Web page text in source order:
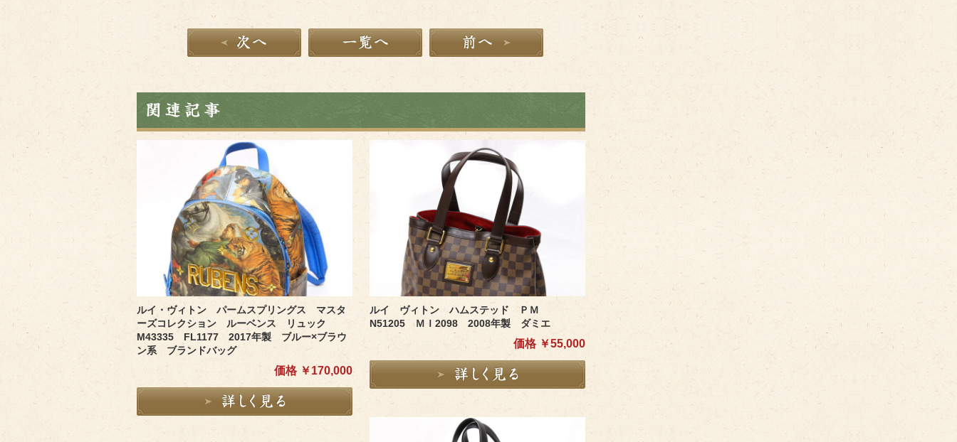
ルイ・ヴィトン パームスプリングス マスタ
ーズコレクション ルーベンス リュック
M43335 FL1177 2017年製 ブルー×ブラウ
ン系 ブランドバッグ
価格 ￥170,000
ルイ ヴィトン ハムステッド ＰＭ
N51205 ＭＩ2098 2008年製 ダミエ
価格 ￥55,000